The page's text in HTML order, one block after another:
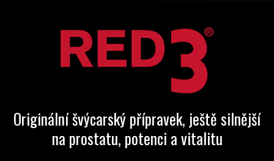
Originální švýcarský přípravek, ještě silnější
na prostatu, potenci a vitalitu